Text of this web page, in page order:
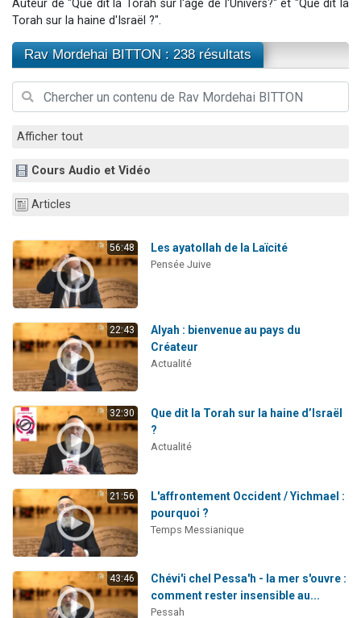
Il reste 49 places pour étudier en groupe sur Zoom
2 personnes viennent de nous rejoindre sur WhatsApp
Auteur de "Que dit la Torah sur l'âge de l'Univers?" et "Que dit la
Torah sur la haine d'Israël ?".
Rav Mordehai BITTON : 238 résultats
Afficher tout
Cours Audio et Vidéo
Articles
56:48 Les ayatollah de la Laïcité
Pensée Juive
22:43
Alyah : bienvenue au pays du
Créateur
Actualité
32:30
Que dit la Torah sur la haine d’Israël
?
Actualité
21:56
L'affrontement Occident / Yichmael :
pourquoi ?
Temps Messianique
43:46
Chévi'i chel Pessa'h - la mer s'ouvre :
comment rester insensible au...
Pessah